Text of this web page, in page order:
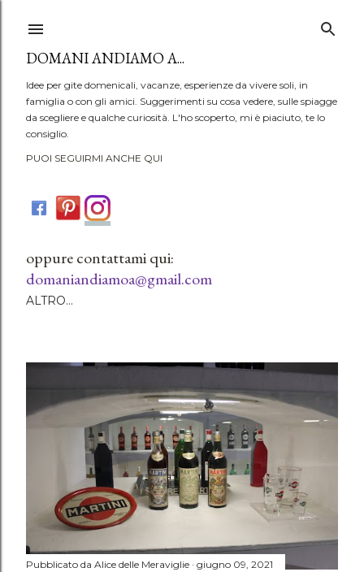
DOMANI ANDIAMO A...
Idee per gite domenicali, vacanze, esperienze da vivere soli, in
famiglia o con gli amici. Suggerimenti su cosa vedere, sulle spiagge
da scegliere e qualche curiosità. L'ho scoperto, mi è piaciuto, te lo
consiglio.
PUOI SEGUIRMI ANCHE QUI
oppure contattami qui:
domaniandiamoa@gmail.com
ALTRO…
Pubblicato da Alice delle Meraviglie giugno 09, 2021